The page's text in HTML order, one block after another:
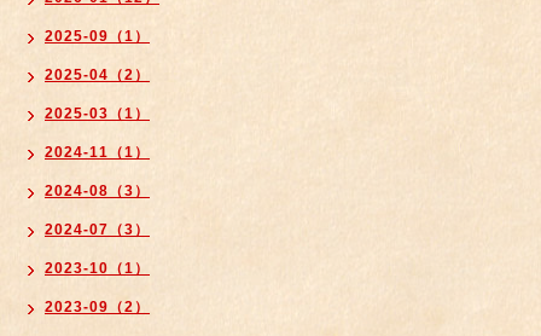
2025-09（1）
2025-04（2）
2025-03（1）
2024-11（1）
2024-08（3）
2024-07（3）
2023-10（1）
2023-09（2）